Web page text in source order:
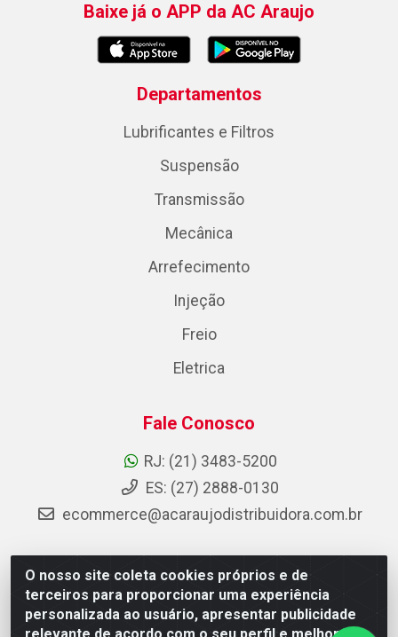
O nosso site coleta cookies próprios e de
terceiros para proporcionar uma experiência
personalizada ao usuário, apresentar publicidade
Baixe já o APP da AC Araujo
Departamentos
Lubrificantes e Filtros
Suspensão
Transmissão
Mecânica
Arrefecimento
Injeção
Freio
Eletrica
Fale Conosco
RJ: (21) 3483-5200
ES: (27) 2888-0130
ecommerce@acaraujodistribuidora.com.br
AC Araujo Distribuidora - Rua Carneiro de Campos, 42 -
São Cristóvão, Rio de Janeiro/RJ - CEP 20.920-410 -
CNPJ 08.744.753/0003-85